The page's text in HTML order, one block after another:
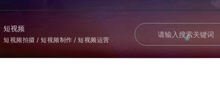
短视频
短视频拍摄 / 短视频制作 / 短视频运营